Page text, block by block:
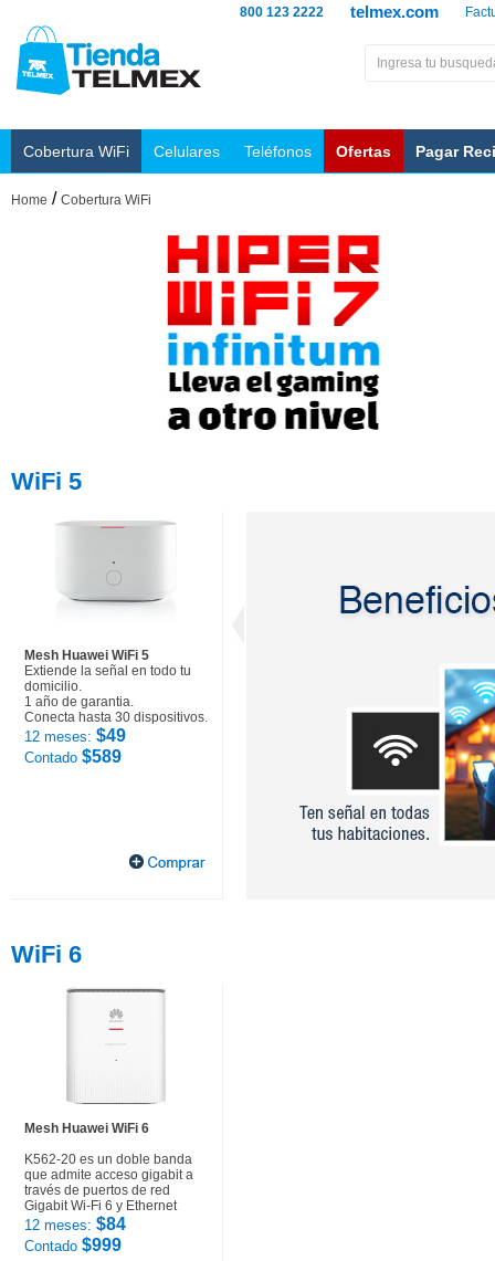
telmex.com
800 123 2222
Cobertura WiFi Celulares Teléfonos Ofertas Pagar
Home / Cobertura WiFi
WiFi 5
Mesh Huawei WiFi 5
Extiende la señal en todo tu
domicilio.
1 año de garantia.
Conecta hasta 30 dispositivos.
12 meses: $49
Contado $589
WiFi 6
Mesh Huawei WiFi 6
K562-20 es un doble banda
que admite acceso gigabit a
través de puertos de red
Gigabit Wi-Fi 6 y Ethernet
12 meses: $84
Contado $999